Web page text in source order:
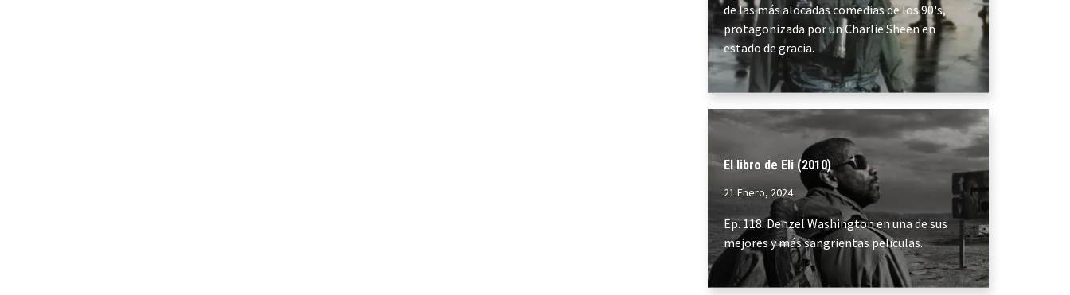
de las más alocadas comedias de los 90's,
protagonizada por un Charlie Sheen en
estado de gracia.
El libro de Eli (2010)
21 Enero, 2024
Ep. 118. Denzel Washington en una de sus
mejores y más sangrientas películas.